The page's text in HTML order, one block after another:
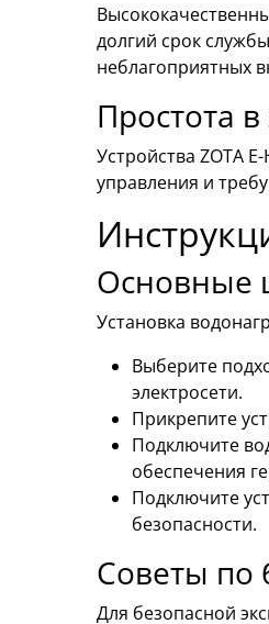
долгий срок
неблагоприятных
Простота
Устройства ZOTA
управления и
Основные
Установка
Выберите
электросети.
Прикрепите
Подключите
обеспечения
Подключите
безопасности.
Советы по
Для безопасной